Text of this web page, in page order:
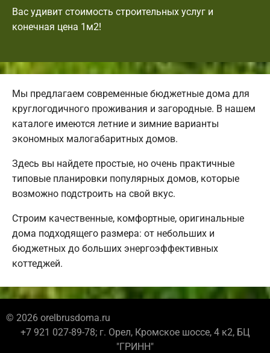
Вас удивит стоимость строительных услуг и
конечная цена 1м2!
Мы предлагаем современные бюджетные дома для
круглогодичного проживания и загородные. В нашем
каталоге имеются летние и зимние варианты
экономных малогабаритных домов.
Здесь вы найдете простые, но очень практичные
типовые планировки популярных домов, которые
возможно подстроить на свой вкус.
Строим качественные, комфортные, оригинальные
дома подходящего размера: от небольших и
бюджетных до больших энергоэффективных
коттеджей.
© 2026 orelbrusdoma.ru
+7 921 027-89-78; г. Орел, Кромское шоссе, 4 к2, БЦ
"ГРИНН"